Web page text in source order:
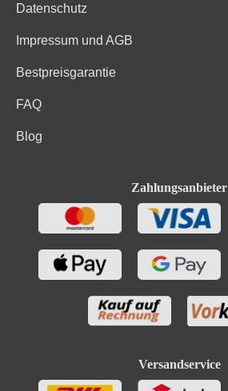
Datenschutz
Impressum und AGB
Bestpreisgarantie
FAQ
Blog
Zahlungsanbieter
Versandservice